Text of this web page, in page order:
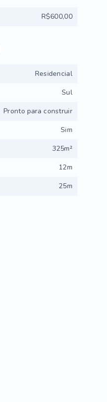
R$600,00
Residencial
Sul
Pronto para construir
Sim
325m²
12m
25m